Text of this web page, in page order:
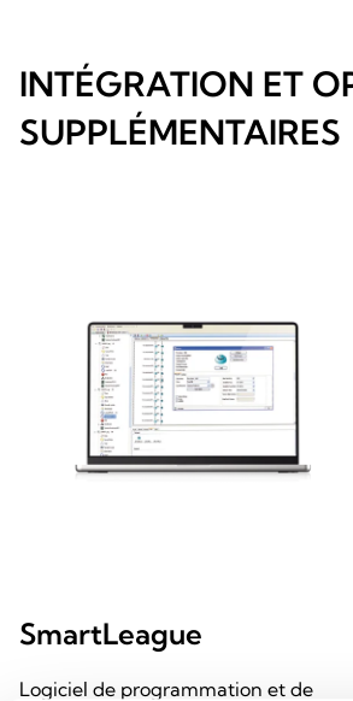
INTÉGRATION ET
SUPPLÉMENTAIRES
SmartLeague
Logiciel de programmation et de